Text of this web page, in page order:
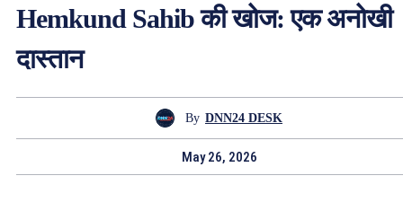
Hemkund Sahib की खोज: एक अनोखी
दास्तान
By DNN24 DESK
May 26, 2026